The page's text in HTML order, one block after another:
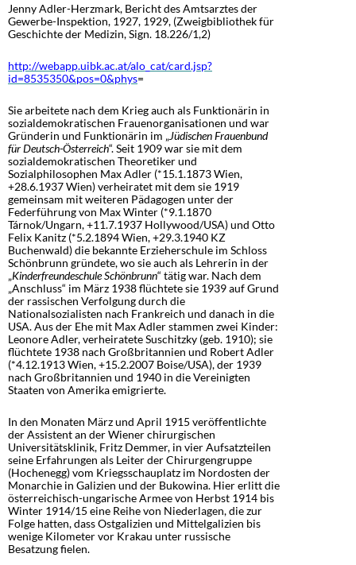
Jenny Adler-Herzmark, Bericht des Amtsarztes der
Gewerbe-Inspektion, 1927, 1929, (Zweigbibliothek für
Geschichte der Medizin, Sign. 18.226/1,2)
http://webapp.uibk.ac.at/alo_cat/card.jsp?
id=8535350&pos=0&phys=
Sie arbeitete nach dem Krieg auch als Funktionärin in
sozialdemokratischen Frauenorganisationen und war
Gründerin und Funktionärin im „Jüdischen Frauenbund
für Deutsch-Österreich“. Seit 1909 war sie mit dem
sozialdemokratischen Theoretiker und
Sozialphilosophen Max Adler (*15.1.1873 Wien,
+28.6.1937 Wien) verheiratet mit dem sie 1919
gemeinsam mit weiteren Pädagogen unter der
Federführung von Max Winter (*9.1.1870
Tárnok/Ungarn, +11.7.1937 Hollywood/USA) und Otto
Felix Kanitz (*5.2.1894 Wien, +29.3.1940 KZ
Buchenwald) die bekannte Erzieherschule im Schloss
Schönbrunn gründete, wo sie auch als Lehrerin in der
„Kinderfreundeschule Schönbrunn“ tätig war. Nach dem
„Anschluss“ im März 1938 flüchtete sie 1939 auf Grund
der rassischen Verfolgung durch die
Nationalsozialisten nach Frankreich und danach in die
USA. Aus der Ehe mit Max Adler stammen zwei Kinder:
Leonore Adler, verheiratete Suschitzky (geb. 1910); sie
flüchtete 1938 nach Großbritannien und Robert Adler
(*4.12.1913 Wien, +15.2.2007 Boise/USA), der 1939
nach Großbritannien und 1940 in die Vereinigten
Staaten von Amerika emigrierte.
In den Monaten März und April 1915 veröffentlichte
der Assistent an der Wiener chirurgischen
Universitätsklinik, Fritz Demmer, in vier Aufsatzteilen
seine Erfahrungen als Leiter der Chirurgengruppe
(Hochenegg) vom Kriegsschauplatz im Nordosten der
Monarchie in Galizien und der Bukowina. Hier erlitt die
österreichisch-ungarische Armee von Herbst 1914 bis
Winter 1914/15 eine Reihe von Niederlagen, die zur
Folge hatten, dass Ostgalizien und Mittelgalizien bis
wenige Kilometer vor Krakau unter russische
Besatzung fielen.